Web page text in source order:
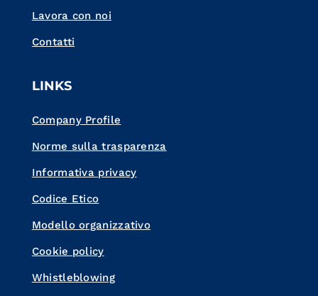
Lavora con noi
Contatti
LINKS
Company Profile
Norme sulla trasparenza
Informativa privacy
Codice Etico
Modello organizzativo
Cookie policy
Whistleblowing